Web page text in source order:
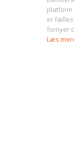
er
fornyer
Læs